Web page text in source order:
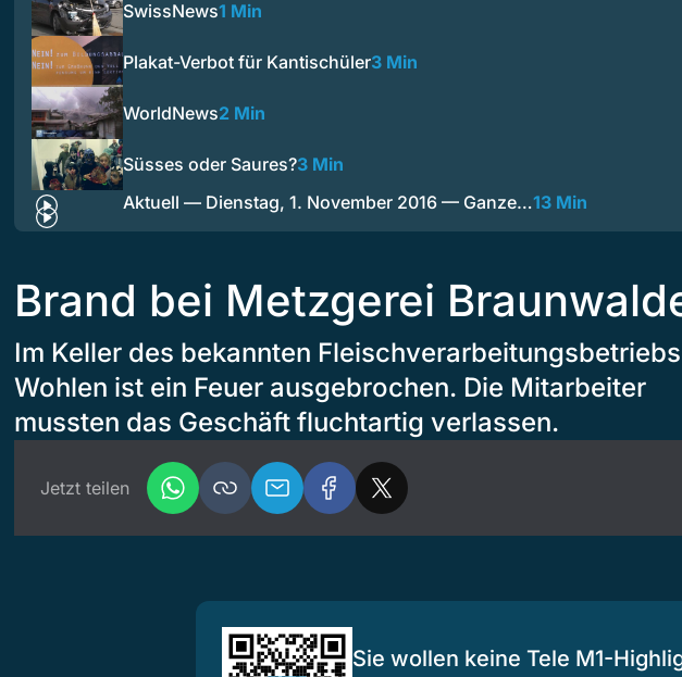
SwissNews1 Min
Plakat-Verbot für Kantischüler3 Min
WorldNews2 Min
Süsses oder Saures?3 Min
Aktuell — Dienstag, 1. November 2016 — Ganze…13 Min
Brand bei Metzgerei
Im Keller des bekannten
Wohlen ist ein Feuer ausgebrochen. Die Mitarbeiter
mussten das Geschäft fluchtartig verlassen.
Jetzt teilen
Sie wollen keine Tele M1-